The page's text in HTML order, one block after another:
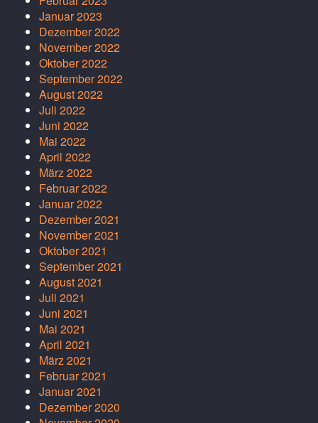
Januar 2023
Dezember 2022
November 2022
Oktober 2022
September 2022
August 2022
Juli 2022
Juni 2022
Mai 2022
April 2022
März 2022
Februar 2022
Januar 2022
Dezember 2021
November 2021
Oktober 2021
September 2021
August 2021
Juli 2021
Juni 2021
Mai 2021
April 2021
März 2021
Februar 2021
Januar 2021
Dezember 2020